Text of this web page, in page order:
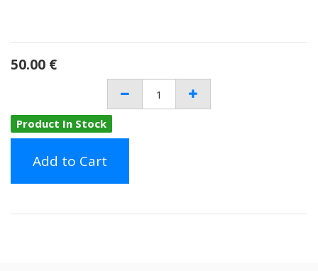
50.00 €
Product In Stock
Add to Cart